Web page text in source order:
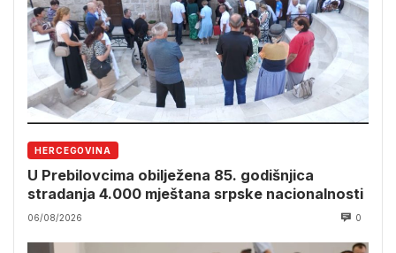
HERCEGOVINA
U Prebilovcima obilježena 85. godišnjica
stradanja 4.000 mještana srpske nacionalnosti
06/08/2026 0